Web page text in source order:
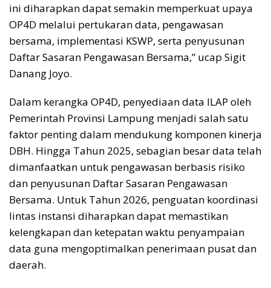
ini diharapkan dapat semakin memperkuat upaya
OP4D melalui pertukaran data, pengawasan
bersama, implementasi KSWP, serta penyusunan
Daftar Sasaran Pengawasan Bersama,” ucap Sigit
Danang Joyo.
Dalam kerangka OP4D, penyediaan data ILAP oleh
Pemerintah Provinsi Lampung menjadi salah satu
faktor penting dalam mendukung komponen kinerja
DBH. Hingga Tahun 2025, sebagian besar data telah
dimanfaatkan untuk pengawasan berbasis risiko
dan penyusunan Daftar Sasaran Pengawasan
Bersama. Untuk Tahun 2026, penguatan koordinasi
lintas instansi diharapkan dapat memastikan
kelengkapan dan ketepatan waktu penyampaian
data guna mengoptimalkan penerimaan pusat dan
daerah.